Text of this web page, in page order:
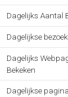
Dagelijks Aantal
Dagelijkse
Dagelijks
Bekeken
Dagelijkse